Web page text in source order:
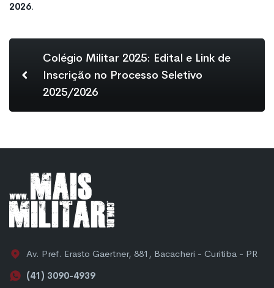
2026.
Colégio Militar 2025: Edital e Link de
Inscrição no Processo Seletivo
2025/2026
Av. Pref. Erasto Gaertner, 881, Bacacheri - Curitiba - PR
(41) 3090-4939